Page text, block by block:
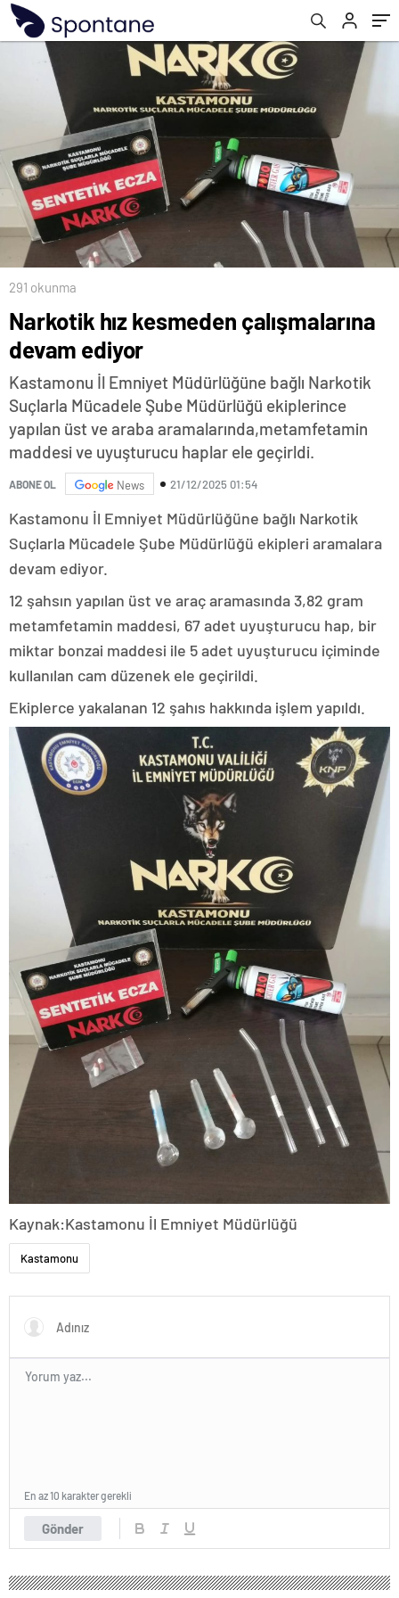
291 okunma
Narkotik hız kesmeden çalışmalarına
devam ediyor
Kastamonu İl Emniyet Müdürlüğüne bağlı Narkotik
Suçlarla Mücadele Şube Müdürlüğü ekiplerince
yapılan üst ve araba aramalarında,metamfetamin
maddesi ve uyuşturucu haplar ele geçirldi.
ABONE OL News 21/12/2025 01:54
Kastamonu İl Emniyet Müdürlüğüne bağlı Narkotik
Suçlarla Mücadele Şube Müdürlüğü ekipleri aramalara
devam ediyor.
12 şahsın yapılan üst ve araç aramasında 3,82 gram
metamfetamin maddesi, 67 adet uyuşturucu hap, bir
miktar bonzai maddesi ile 5 adet uyuşturucu içiminde
kullanılan cam düzenek ele geçirildi.
turboslot
Ekiplerce yakalanan 12 şahıs hakkında işlem yapıldı.
Kaynak:Kastamonu İl Emniyet Müdürlüğü
Kastamonu
Gönder
En az 10 karakter gerekli